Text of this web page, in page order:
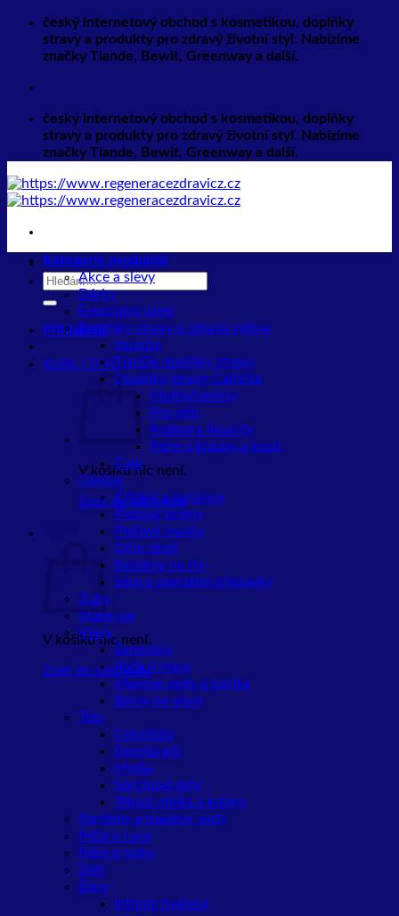
Přeskočit
obsah
český internetový obchod s kosmetikou, doplňky
stravy a produkty pro zdravý životní styl. Nabízíme
značky Tiande, Bewit, Greenway a další.
český internetový obchod s kosmetikou, doplňky
stravy a produkty pro zdravý životní styl. Nabízíme
značky Tiande, Bewit, Greenway a další.
Hledat:
Přihlášení
Košík / 0Kč
V košíku nic není.
Zpět do obchodu
V košíku nic není.
Zpět do obchodu
Kategorie produktů
Akce a slevy
Dárky
Esenciální oleje
Doplňky stravy a zdravá výživa
Imunita
TianDe doplňky stravy
Doplňky stravy CaliVita
Multivitamíny
Pro děti
Podpora Imunity
Péče o klouby a kosti
Čaje
Obličej
Čištění a tonizace
Pleťové krémy
Pleťové masky
Oční okolí
Balzámy na rty
Séra a speciální přípravky
Zuby
Make-up
Vlasy
Šampóny
Péče o vlasy
Vlasové vody a tonika
Barvy na vlasy
Tělo
Celulitida
Deodorant
Mýdla
Sprchové gely
Tělová mléka a krémy
Parfémy a toaletní vody
Péče o ruce
Péče o nohy
Děti
Ženy
Intimní hygiena